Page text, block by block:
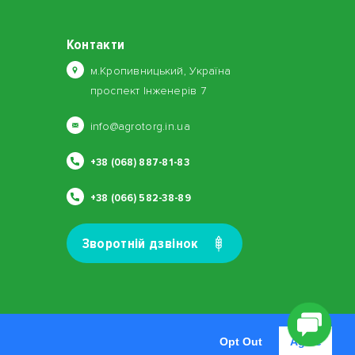
Opt Out Agree
Контакти
м.Кропивницький, Україна
проспект Інженерів 7
info@agrotorg.in.ua
+38 (068) 887-81-83
+38 (066) 582-38-89
Зворотнiй дзвiнок